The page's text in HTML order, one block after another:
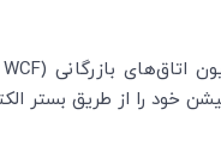
اتاق‌های بازرگانی (
خود را از طریق بستر